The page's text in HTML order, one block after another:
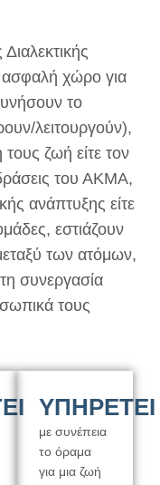
ασφαλή χώρο για
το
λειτουργούν),
ζωή είτε τον
του ΑΚΜΑ,
ανάπτυξης είτε
εστιάζουν
των ατόμων,
συνεργασία
τους
ΥΠΗΡΕΤΕΙ
με συνέπεια
το όραμα
για μια ζωή